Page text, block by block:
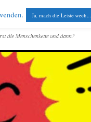
die Menschenkette und dann?
Ja, mach die Leiste wech...